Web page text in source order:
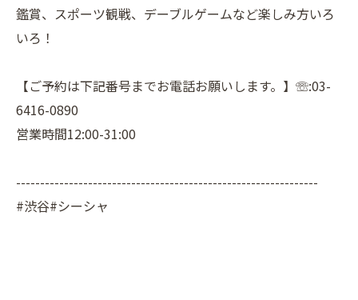
鑑賞、スポーツ観戦、デーブルゲームなど楽しみ方いろ
いろ！
【ご予約は下記番号までお電話お願いします。】☏:03-
6416-0890
営業時間12:00-31:00
---------------------------------------------------------------
#渋谷#シーシャ